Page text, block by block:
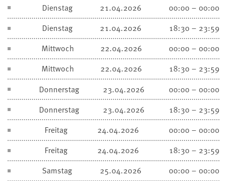
Dienstag
21.04.2026
00:00 – 00:00
Dienstag
21.04.2026
18:30 – 23:59
Mittwoch
22.04.2026
00:00 – 00:00
Mittwoch
22.04.2026
18:30 – 23:59
Donnerstag
23.04.2026
00:00 – 00:00
Donnerstag
23.04.2026
18:30 – 23:59
Freitag
24.04.2026
00:00 – 00:00
Freitag
24.04.2026
18:30 – 23:59
Samstag
25.04.2026
00:00 – 00:00